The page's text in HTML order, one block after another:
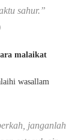
sahur.”
malaikat
wasallam
janganlah